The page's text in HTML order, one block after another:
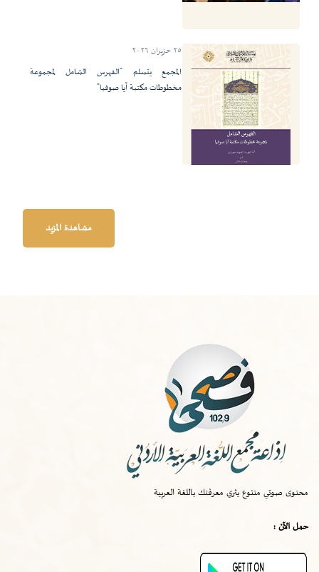
٢٥ حزيران ٢٠٢٦
المجمع يتسلم "الفهرس الشامل لمجموعة
مخطوطات مكتبة آيا صوفيا"
مشاهدة المزيد
محتوى صوتي متنوع يثري معرفتك باللغة العربية
حمل الآن :
الخميس-١٠:٠٠ ص
صواب
قصة اختراع